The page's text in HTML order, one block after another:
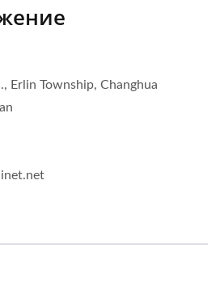
Erlin Township, Changhua